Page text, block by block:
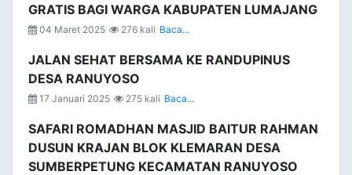
GRATIS BAGI WARGA KABUPATEN LUMAJANG
04 Maret 2025 276 kali Baca...
JALAN SEHAT BERSAMA KE RANDUPINUS
DESA RANUYOSO
17 Januari 2025 275 kali Baca...
SAFARI ROMADHAN MASJID BAITUR RAHMAN
DUSUN KRAJAN BLOK KLEMARAN DESA
SUMBERPETUNG KECAMATAN RANUYOSO